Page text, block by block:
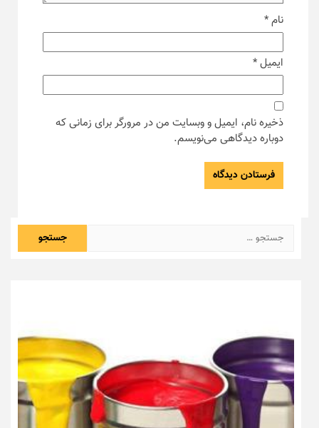
نام*
ایمیل*
ذخیره نام، ایمیل و وبسایت من در مرورگر برای زمانی که
دوباره دیدگاهی می‌نویسم.
جستجو
برای: